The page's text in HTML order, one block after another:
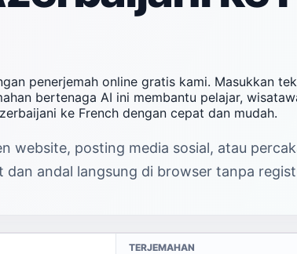
penerjemah online gratis kami. Masukkan
bertenaga AI ini membantu pelajar,
ke French dengan cepat dan mudah.
website, posting media sosial, atau
andal langsung di browser tanpa
TERJEMAHAN